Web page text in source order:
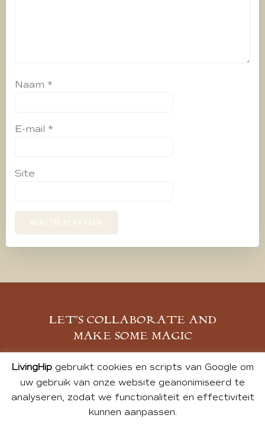
Naam *
E-mail *
Site
LET’S COLLABORATE AND
MAKE SOME MAGIC
MELD JE AAN
LivingHipgebruikt cookies en scripts van Google om
uw gebruik van onze website geanonimiseerd te
analyseren, zodat we functionaliteit en effectiviteit
kunnen aanpassen.